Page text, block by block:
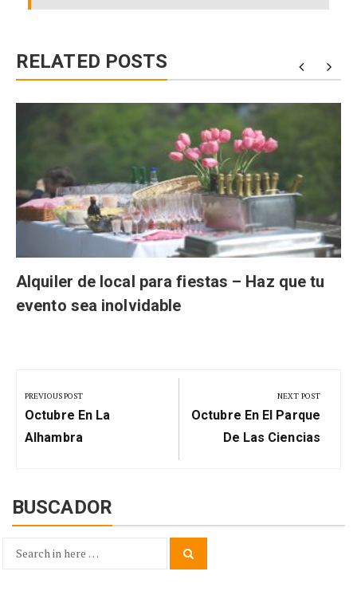
RELATED POSTS
Alquiler de local para fiestas – Haz que tu
evento sea inolvidable
de
entradas
PREVIOUS POST
Previous
Post:
Octubre En La
Alhambra
NEXT POST
Next
Octubre En El Parque
De Las Ciencias
BUSCADOR
Search